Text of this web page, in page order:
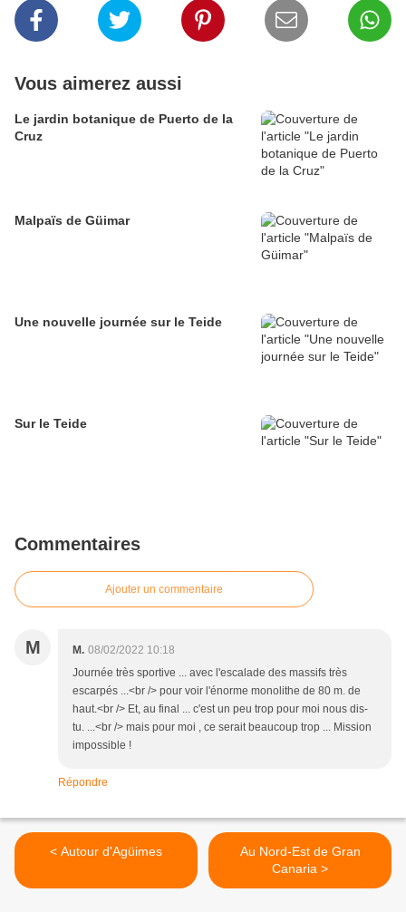
Vous aimerez aussi
Le jardin botanique de Puerto de la
Cruz
Malpaïs de Güimar
Une nouvelle journée sur le Teide
Sur le Teide
Commentaires
Ajouter un commentaire
M M. 08/02/2022 10:18
Journée très sportive ... avec l'escalade des massifs très
escarpés ...<br /> pour voir l'énorme monolithe de 80 m. de
haut.<br /> Et, au final ... c'est un peu trop pour moi nous dis-
tu. ...<br /> mais pour moi , ce serait beaucoup trop ... Mission
impossible !
Répondre
< Autour d'Agüimes
Au Nord-Est de Gran
Canaria >